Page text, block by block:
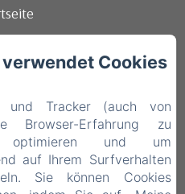
Cookies
und Tracker (auch von
Browser-Erfahrung zu
und um
auf Ihrem Surfverhalten
Sie können Cookies